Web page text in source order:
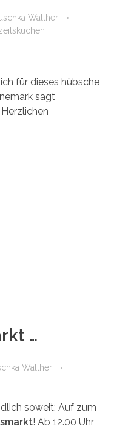
Walther
für dieses hübsche
sagt
Herzlichen
…
Walther
soweit: Auf zum
! Ab 12.00 Uhr